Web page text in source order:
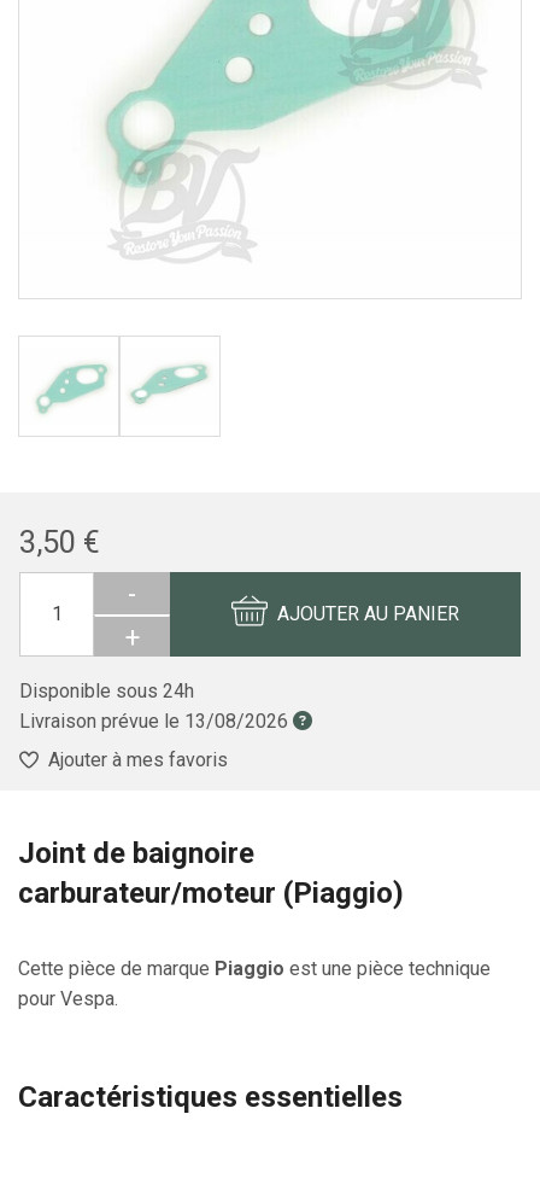
3,50 €
-
+
AJOUTER AU PANIER
Disponible sous 24h
Livraison prévue le 13/08/2026
Ajouter à mes favoris
Joint de baignoire
carburateur/moteur (Piaggio)
Cette pièce de marque Piaggio est une pièce technique
pour Vespa.
Caractéristiques essentielles